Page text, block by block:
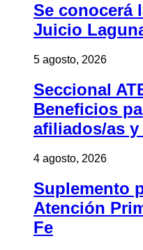
Se conocerá
Juicio
5 agosto, 2026
Seccional
Beneficios
afiliados/as
4 agosto, 2026
Suplemento
Atención
Fe